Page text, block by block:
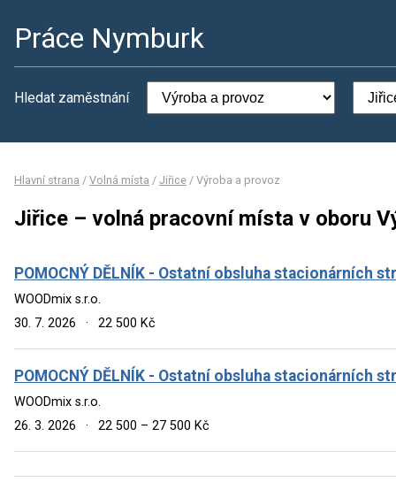
Práce Nymburk
Hledat zaměstnání
Hlavní strana / Volná místa / Jiřice / Výroba a provoz
Jiřice – volná pracovní místa v oboru
POMOCNÝ DĚLNÍK - Ostatní obsluha stacionárních
WOODmix s.r.o.
30. 7. 2026
· 22 500 Kč
POMOCNÝ DĚLNÍK - Ostatní obsluha stacionárních
WOODmix s.r.o.
26. 3. 2026
· 22 500 – 27 500 Kč